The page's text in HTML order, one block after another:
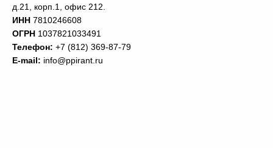
д.21, корп.1, офис 212.
ИНН 7810246608
ОГРН 1037821033491
Телефон: +7 (812) 369-87-79
Е-mail: info@ppirant.ru